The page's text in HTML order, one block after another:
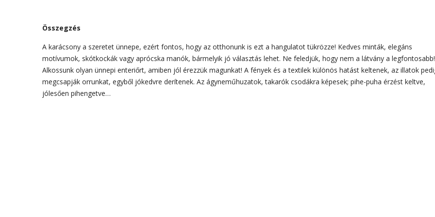
Összegzés
A karácsony a szeretet ünnepe, ezért fontos, hogy az otthonunk is ezt a hangulatot tükrözze! Kedves minták, elegáns
motívumok, skótkockák vagy aprócska manók, bármelyik jó választás lehet. Ne feledjük, hogy nem a látvány a legfontosabb!
Alkossunk olyan ünnepi enteriőrt, amiben jól érezzük magunkat! A fények és a textilek különös hatást keltenek, az illatok
megcsapják orrunkat, egyből jókedvre derítenek. Az ágyneműhuzatok, takarók csodákra képesek; pihe-puha érzést keltve,
jólesően pihengetve…